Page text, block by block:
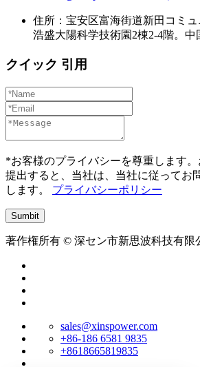
住所：宝安区富海街道新田コミ
浩盛大陽科学技術園2棟2-4階。中
クイック 引用
*お客様のプライバシーを尊重します
提出すると、当社は、当社に従ってお
します。 プライバシーポリシー
著作権所有 © 深セン市新思波科技有限
sales@xinspower.com
+86-186 6581 9835
+8618665819835